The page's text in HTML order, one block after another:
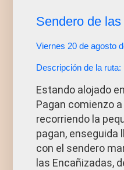
Sendero de
Viernes 20 de agosto
Descripción de la ruta:
Estando alojado
Pagan comienzo
recorriendo la
pagan, enseguida
con el sendero
las Encañizadas,